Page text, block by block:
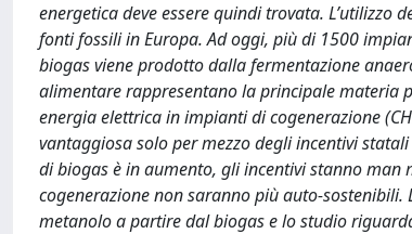
energetica deve essere quindi trovata.
fonti fossili in Europa. Ad oggi, più di 1500
biogas viene prodotto dalla fermentazione
alimentare rappresentano la principale materia
energia elettrica in impianti di cogenerazione
vantaggiosa solo per mezzo degli incentivi
di biogas è in aumento, gli incentivi stanno
cogenerazione non saranno più auto-
metanolo a partire dal biogas e lo studio